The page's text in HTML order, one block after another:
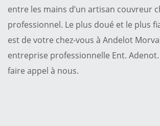
entre les mains d’un artisan couvreur
professionnel. Le plus doué et le plus
est de votre chez-vous à Andelot
entreprise professionnelle Ent. Adenot.
faire appel à nous.